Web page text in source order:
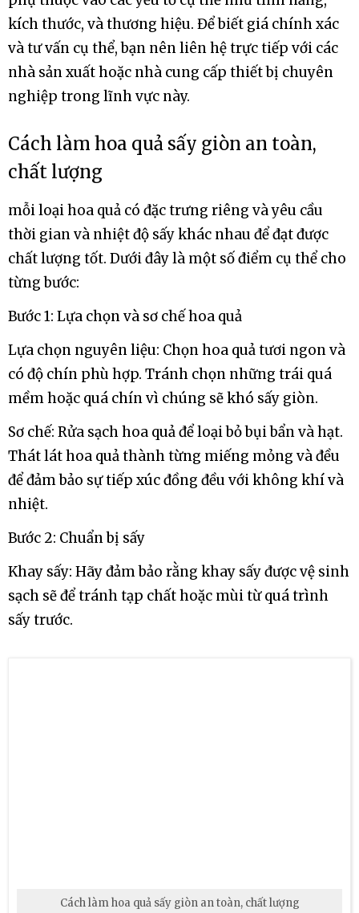
Máy sấy trái cây công nghiệp cỡ trung bình: Giá
có thể từ vài chục triệu đến vài trăm triệu đồng.
Đây là các máy có công suất trung bình và phù
hợp cho các doanh nghiệp sản xuất thực phẩm
Máy sấy trái cây công nghiệp cỡ lớn: Giá có thể từ
vài trăm triệu đến vài tỷ đồng. Đây là các máy có
công suất lớn, thường được sử dụng trong các nhà
máy sản xuất thực phẩm lớn hoặc doanh nghiệp
chế biến thực phẩm hàng loạt.
Lưu ý rằng đây chỉ là một phạm vi giá tương đối
và giá cụ thể của máy sấy trái cây công nghiệp sẽ
kích thước, và thương hiệu. Để biết giá chính xác
và tư vấn cụ thể, bạn nên liên hệ trực tiếp với các
nhà sản xuất hoặc nhà cung cấp thiết bị chuyên
nghiệp trong lĩnh vực này.
Cách làm hoa quả sấy giòn an toàn,
chất lượng
mỗi loại hoa quả có đặc trưng riêng và yêu cầu
thời gian và nhiệt độ sấy khác nhau để đạt được
chất lượng tốt. Dưới đây là một số điểm cụ thể cho
từng bước:
Khay sấy: Hãy đảm bảo rằng khay sấy được vệ sinh